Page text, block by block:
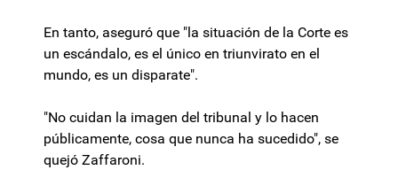
En tanto, aseguró que "la situación de la Corte es
un escándalo, es el único en triunvirato en el
mundo, es un disparate".
"No cuidan la imagen del tribunal y lo hacen
públicamente, cosa que nunca ha sucedido", se
quejó Zaffaroni.